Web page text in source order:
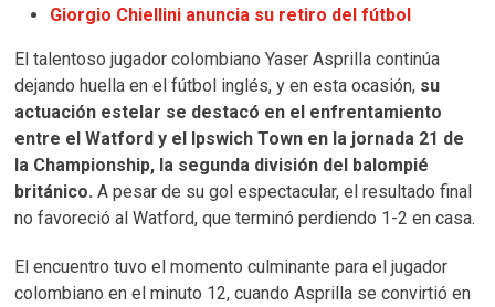
Giorgio Chiellini anuncia su retiro del fútbol
El talentoso jugador colombiano Yaser Asprilla continúa
dejando huella en el fútbol inglés, y en esta ocasión, su
actuación estelar se destacó en el enfrentamiento
entre el Watford y el Ipswich Town en la jornada 21 de
la Championship, la segunda división del balompié
británico. A pesar de su gol espectacular, el resultado final
no favoreció al Watford, que terminó perdiendo 1-2 en casa.
El encuentro tuvo el momento culminante para el jugador
colombiano en el minuto 12, cuando Asprilla se convirtió en